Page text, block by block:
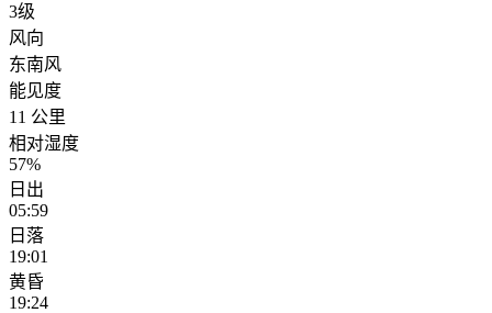
3级
风向
东南风
能见度
11 公里
相对湿度
57%
日出
05:59
日落
19:01
黄昏
19:24